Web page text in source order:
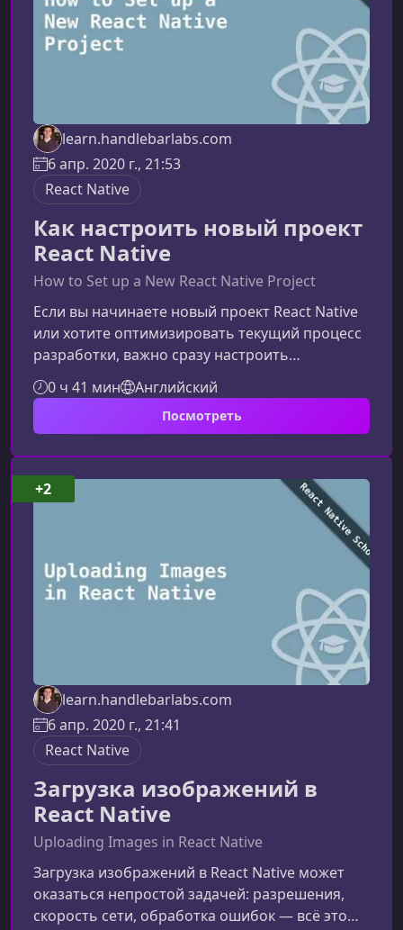
learn.handlebarlabs.com
6 апр. 2020 г., 21:53
React Native
Как настроить новый проект
React Native
How to Set up a New React Native Project
Если вы начинаете новый проект React Native
или хотите оптимизировать текущий процесс
разработки, важно сразу настроить
правильную структуру, инструменты и
рабочий процесс. Это экономит время,
снижает количество ошибок и делает
комфортной.Почему важно корректно
настроить новый проект React NativeReact
Native предоставляет огромную гибкость: вы
сами выбираете архитектуру, набор пакетов,
0 ч 41 мин Английский
Посмотреть
learn.handlebarlabs.com
6 апр. 2020 г., 21:41
React Native
Загрузка изображений в
React Native
Uploading Images in React Native
Загрузка изображений в React Native может
оказаться непростой задачей: разрешения,
скорость сети, обработка ошибок — всё это
+2